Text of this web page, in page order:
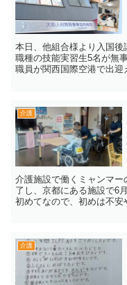
本日、他組合様より入国
職種の技能実習生5名が無
職員が関西国際空港で出
介護
介護施設で働くミャンマ
了し、京都にある施設で6
初めてなので、初めは不安
介護